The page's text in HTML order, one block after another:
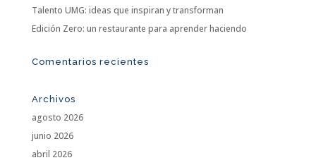
Talento UMG: ideas que inspiran y transforman
Edición Zero: un restaurante para aprender haciendo
Comentarios recientes
Archivos
agosto 2026
junio 2026
abril 2026